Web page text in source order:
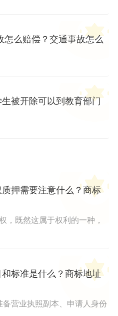
怎么赔偿？交通事故怎么
被开除可以到教育部门
押需要注意什么？商标
，既然这属于权利的一种，
标准是什么？商标地址
营业执照副本、申请人身份